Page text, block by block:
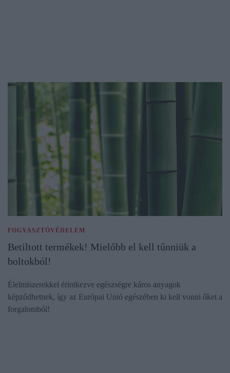
FOGYASZTÓVÉDELEM
Betiltott termékek! Mielőbb el kell tűnniük a
boltokból!
Élelmiszerekkel érintkezve egészségre káros anyagok
képződhetnek, így az Európai Unió egészében ki kell vonni őket a
forgalomból!